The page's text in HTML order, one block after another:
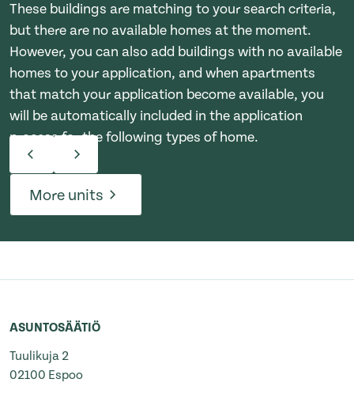
These buildings are matching to your search criteria,
but there are no available homes at the moment.
However, you can also add buildings with no available
homes to your application, and when apartments
that match your application become available, you
will be automatically included in the application
process for the following types of home.
More units
ASUNTOSÄÄTIÖ
Tuulikuja 2
02100 Espoo